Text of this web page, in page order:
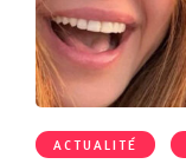
ACTUALITÉ